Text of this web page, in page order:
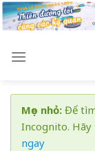
Skip
to
Mẹo nhỏ: Để
Incognito.
ngay